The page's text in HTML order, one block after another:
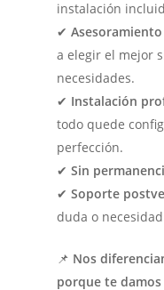
instalación
✔
a elegir el mejor
necesidades.
✔ Instalación
todo quede
perfección.
✔Sin
✔Soporte
duda o
📌 Nos
porque te